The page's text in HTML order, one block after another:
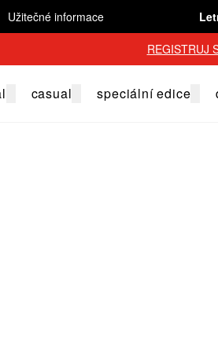
Užitečné informace
REGISTRUJ
casual speciální edice